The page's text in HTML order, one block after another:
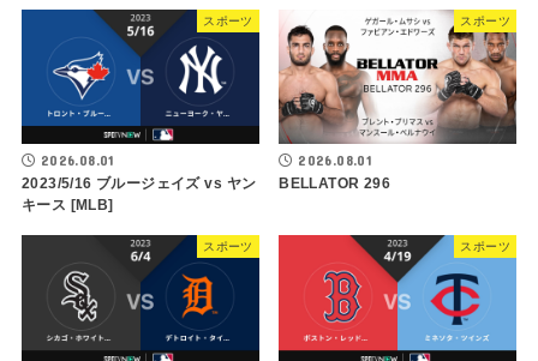
スポーツ
2026.08.01
2023/5/16 ブルージェイズ vs ヤン
キース [MLB]
スポーツ
2026.08.01
BELLATOR 296
スポーツ スポーツ